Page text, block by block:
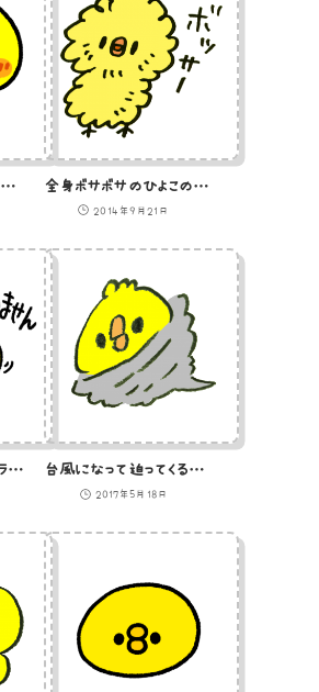
暑すぎて溶け始めているひよこ 全身ボサボサのひよこのイラスト
2014年9月21日
記憶にないひよこのイラスト 台風になって迫ってくるひよこのイラスト
2017年5月18日